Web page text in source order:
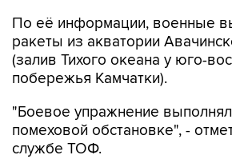
По её информации, военные
ракеты из акватории
(залив Тихого океана у юго-
побережья Камчатки).
"Боевое упражнение
помеховой обстановке", -
службе ТОФ.